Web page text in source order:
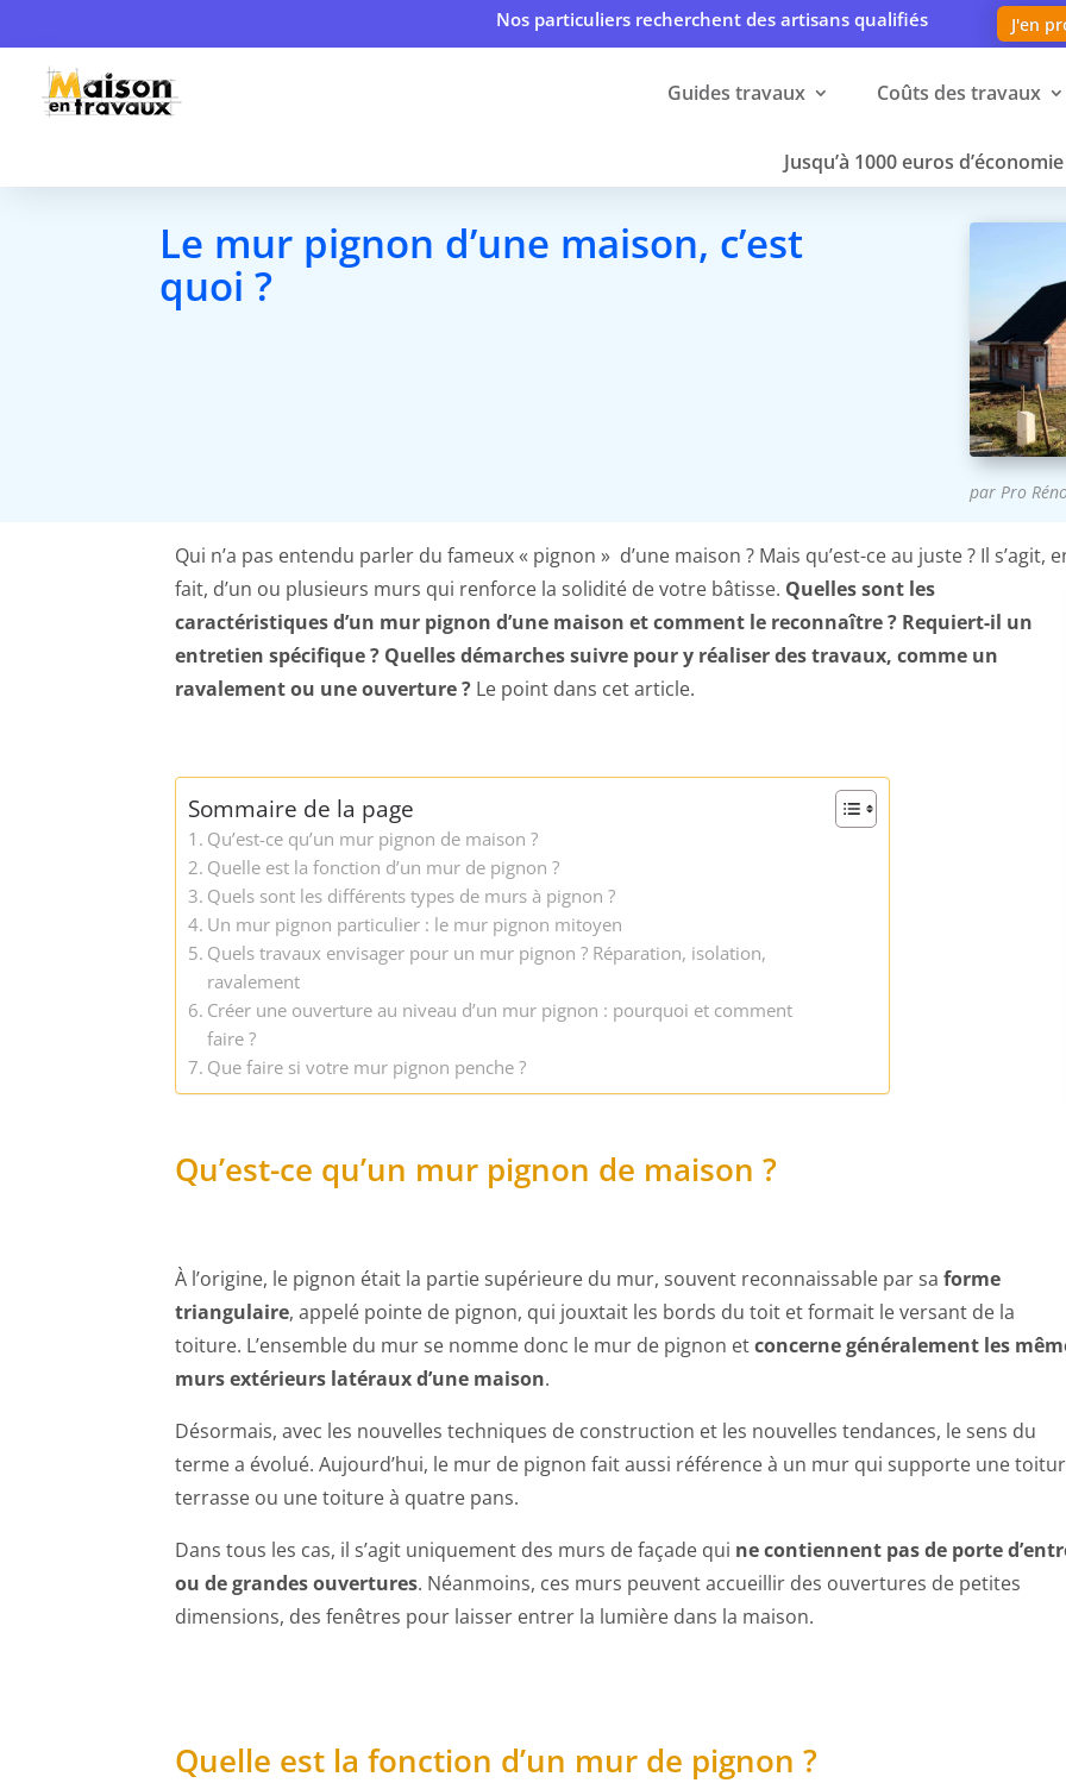
Nos particuliers recherchent des artisans qualifiés J'en
Guides travaux Coûts des travaux
Jusqu’à 1000 euros
Le mur pignon d’une maison, c’est
quoi ?
par Pro
Qui n’a pas entendu parler du fameux « pignon » d’une maison ? Mais qu’est-ce au juste ? Il s’agit,
fait, d’un ou plusieurs murs qui renforce la solidité de votre bâtisse. Quelles sont les
caractéristiques d’un mur pignon d’une maison et comment le reconnaître ? Requiert-il un
entretien spécifique ? Quelles démarches suivre pour y réaliser des travaux, comme un
ravalement ou une ouverture ? Le point dans cet article.
Sommaire de la page
Qu’est-ce qu’un mur pignon de maison ?
Quelle est la fonction d’un mur de pignon ?
Quels sont les différents types de murs à pignon ?
Un mur pignon particulier : le mur pignon mitoyen
Quels travaux envisager pour un mur pignon ? Réparation, isolation,
ravalement
Créer une ouverture au niveau d’un mur pignon : pourquoi et comment
faire ?
Que faire si votre mur pignon penche ?
Qu’est-ce qu’un mur pignon de maison ?
À l’origine, le pignon était la partie supérieure du mur, souvent reconnaissable par sa forme
triangulaire, appelé pointe de pignon, qui jouxtait les bords du toit et formait le versant de la
toiture. L’ensemble du mur se nomme donc le mur de pignon etconcerne généralement les
murs extérieurs latéraux d’une maison.
Désormais, avec les nouvelles techniques de construction et les nouvelles tendances, le sens du
terme a évolué. Aujourd’hui, le mur de pignon fait aussi référence à un mur qui supporte une
terrasse ou une toiture à quatre pans.
Dans tous les cas, il s’agit uniquement des murs de façade qui ne contiennent pas de porte
ou de grandes ouvertures. Néanmoins, ces murs peuvent accueillir des ouvertures de petites
dimensions, des fenêtres pour laisser entrer la lumière dans la maison.
Quelle est la fonction d’un mur de pignon ?